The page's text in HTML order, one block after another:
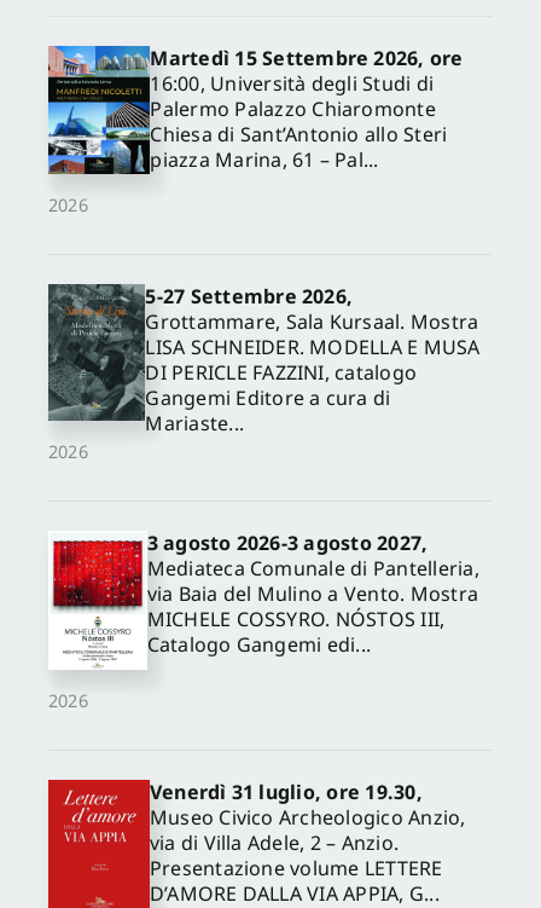
2026
Martedì 15 Settembre 2026, ore
16:00, Università degli Studi di
Palermo Palazzo Chiaromonte
Chiesa di Sant’Antonio allo Steri
piazza Marina, 61 – Pal...
2026
5-27 Settembre 2026,
Grottammare, Sala Kursaal. Mostra
LISA SCHNEIDER. MODELLA E MUSA
DI PERICLE FAZZINI, catalogo
Gangemi Editore a cura di
Mariaste...
2026
3 agosto 2026-3 agosto 2027,
Mediateca Comunale di Pantelleria,
via Baia del Mulino a Vento. Mostra
MICHELE COSSYRO. NÓSTOS III,
Catalogo Gangemi edi...
Venerdì 31 luglio, ore 19.30,
Museo Civico Archeologico Anzio,
via di Villa Adele, 2 – Anzio.
Presentazione volume LETTERE
D’AMORE DALLA VIA APPIA, G...